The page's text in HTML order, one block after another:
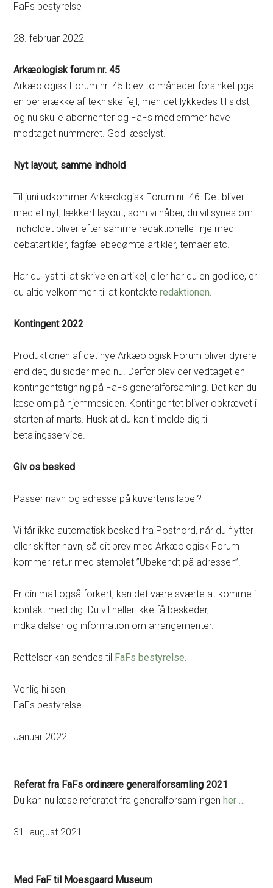
FaFs bestyrelse
28. februar 2022
Arkæologisk forum nr. 45
Arkæologisk Forum nr. 45 blev to måneder forsinket pga.
en perlerække af tekniske fejl, men det lykkedes til sidst,
og nu skulle abonnenter og FaFs medlemmer have
modtaget nummeret. God læselyst.
Nyt layout, samme indhold
Til juni udkommer Arkæologisk Forum nr. 46. Det bliver
med et nyt, lækkert layout, som vi håber, du vil synes om.
Indholdet bliver efter samme redaktionelle linje med
debatartikler, fagfællebedømte artikler, temaer etc.
Har du lyst til at skrive en artikel, eller har du en god ide, er
du altid velkommen til at kontakte redaktionen.
Kontingent 2022
Produktionen af det nye Arkæologisk Forum bliver dyrere
end det, du sidder med nu. Derfor blev der vedtaget en
kontingentstigning på FaFs generalforsamling. Det kan du
læse om på hjemmesiden. Kontingentet bliver opkrævet i
starten af marts. Husk at du kan tilmelde dig til
betalingsservice.
Giv os besked
Passer navn og adresse på kuvertens label?
Vi får ikke automatisk besked fra Postnord, når du flytter
eller skifter navn, så dit brev med Arkæologisk Forum
kommer retur med stemplet ”Ubekendt på adressen”.
Er din mail også forkert, kan det være sværte at komme i
kontakt med dig. Du vil heller ikke få beskeder,
indkaldelser og information om arrangementer.
Rettelser kan sendes til FaFs bestyrelse.
Venlig hilsen
FaFs bestyrelse
Januar 2022
Referat fra FaFs ordinære generalforsamling 2021
Du kan nu læse referatet fra generalforsamlingenher …
31. august 2021
Med FaF til Moesgaard Museum